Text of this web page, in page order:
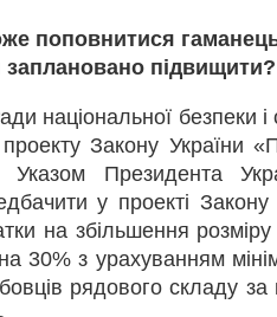
поповнитися
заплановано підвищити?
національної безпеки
проекту Закону України
Указом Президента
у проекті
на збільшення
30% з урахуванням
рядового складу